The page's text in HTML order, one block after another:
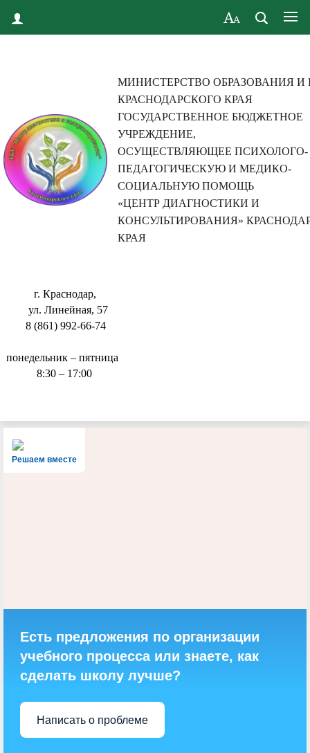
МИНИСТЕРСТВО ОБРАЗОВАНИЯ И
КРАСНОДАРСКОГО КРАЯ
ГОСУДАРСТВЕННОЕ БЮДЖЕТНОЕ
УЧРЕЖДЕНИЕ,
ОСУЩЕСТВЛЯЮЩЕЕ ПСИХОЛОГО-
ПЕДАГОГИЧЕСКУЮ И МЕДИКО-
СОЦИАЛЬНУЮ ПОМОЩЬ
«ЦЕНТР ДИАГНОСТИКИ И
КОНСУЛЬТИРОВАНИЯ»
КРАЯ
г. Краснодар,
ул. Линейная, 57
8 (861) 992-66-74
понедельник – пятница
8:30 – 17:00
Решаем вместе
Есть предложения по организации
учебного процесса или знаете, как
сделать школу лучше?
Написать о проблеме